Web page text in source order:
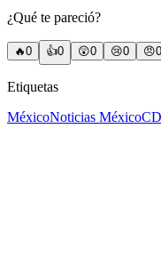
¿Qué te pareció?
🔥0 👍0 😲0 😢0 😠0
Etiquetas
MéxicoNoticias México